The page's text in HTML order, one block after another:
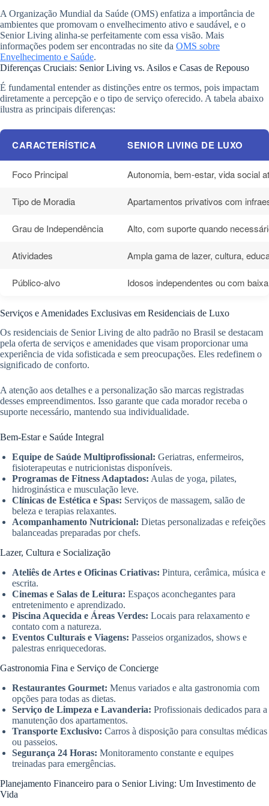
A Organização Mundial da Saúde (OMS) enfatiza a importância de
ambientes que promovam o envelhecimento ativo e saudável, e o
Senior Living alinha-se perfeitamente com essa visão. Mais
informações podem ser encontradas no site da OMS sobre
Envelhecimento e Saúde.
Diferenças Cruciais: Senior Living vs. Asilos e Casas de Repouso
É fundamental entender as distinções entre os termos, pois impactam
diretamente a percepção e o tipo de serviço oferecido. A tabela abaixo
ilustra as principais diferenças:
CARACTERÍSTICA SENIOR LIVING DE LUXO
Foco Principal Autonomia, bem-estar, vida social
Tipo de Moradia Apartamentos privativos com
Grau de Independência Alto, com suporte quando
Atividades Ampla gama de lazer, cultura,
Público-alvo Idosos independentes ou com
Serviços e Amenidades Exclusivas em Residenciais de Luxo
Os residenciais de Senior Living de alto padrão no Brasil se destacam
pela oferta de serviços e amenidades que visam proporcionar uma
experiência de vida sofisticada e sem preocupações. Eles redefinem o
significado de conforto.
A atenção aos detalhes e a personalização são marcas registradas
desses empreendimentos. Isso garante que cada morador receba o
suporte necessário, mantendo sua individualidade.
Bem-Estar e Saúde Integral
Equipe de Saúde Multiprofissional: Geriatras, enfermeiros,
fisioterapeutas e nutricionistas disponíveis.
Programas de Fitness Adaptados: Aulas de yoga, pilates,
hidroginástica e musculação leve.
Clínicas de Estética e Spas: Serviços de massagem, salão de
beleza e terapias relaxantes.
Acompanhamento Nutricional: Dietas personalizadas e refeições
balanceadas preparadas por chefs.
Lazer, Cultura e Socialização
Ateliês de Artes e Oficinas Criativas: Pintura, cerâmica, música e
escrita.
Cinemas e Salas de Leitura: Espaços aconchegantes para
entretenimento e aprendizado.
Piscina Aquecida e Áreas Verdes: Locais para relaxamento e
contato com a natureza.
Eventos Culturais e Viagens: Passeios organizados, shows e
palestras enriquecedoras.
Gastronomia Fina e Serviço de Concierge
Restaurantes Gourmet: Menus variados e alta gastronomia com
opções para todas as dietas.
Serviço de Limpeza e Lavanderia: Profissionais dedicados para a
manutenção dos apartamentos.
Transporte Exclusivo: Carros à disposição para consultas médicas
ou passeios.
Segurança 24 Horas: Monitoramento constante e equipes
treinadas para emergências.
Planejamento Financeiro para o Senior Living: Um Investimento de
Vida